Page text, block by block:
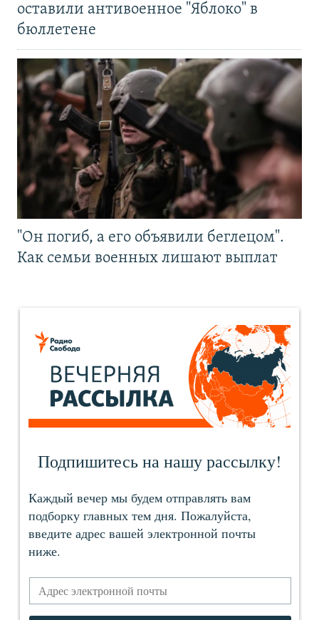
оставили антивоенное "Яблоко" в
бюллетене
"Он погиб, а его объявили беглецом".
Как семьи военных лишают выплат